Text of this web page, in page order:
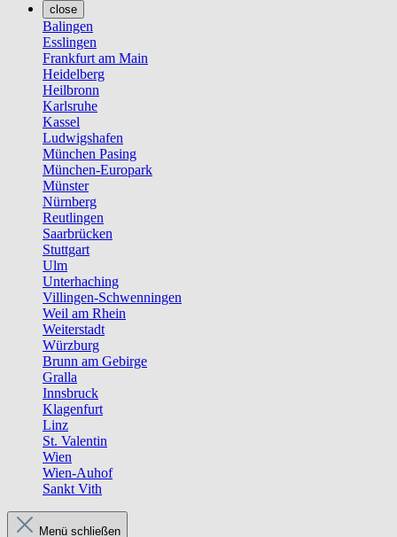
close
Balingen
Esslingen
Frankfurt am Main
Heidelberg
Heilbronn
Karlsruhe
Kassel
Ludwigshafen
München Pasing
München-Europark
Münster
Nürnberg
Reutlingen
Saarbrücken
Stuttgart
Ulm
Unterhaching
Villingen-Schwenningen
Weil am Rhein
Weiterstadt
Würzburg
Brunn am Gebirge
Gralla
Innsbruck
Klagenfurt
Linz
St. Valentin
Wien
Wien-Auhof
Sankt Vith
Menü schließen